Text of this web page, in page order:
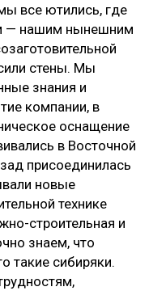
все ютились, где
— нашим нынешним
стены. Мы
знания и
компании, в
оснащение
в Восточной
присоединилась
новые
технике
строительная и
знаем, что
такие сибиряки.